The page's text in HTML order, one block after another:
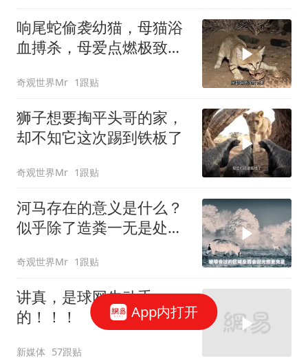
响尾蛇偷袭幼猫，母猫浴
血搏杀，母爱点燃极致复
奇观世界Mr 1跟贴
狮子想要掏平头哥的家，
却不知它这次踢到铁板了
奇观世界Mr 1跟贴
河马存在的意义是什么？
似乎除了造粪一无是处，
话了
奇观世界Mr 1跟贴
讲真，是球网先动手
的！！！
新媒体 57跟贴
App内打开